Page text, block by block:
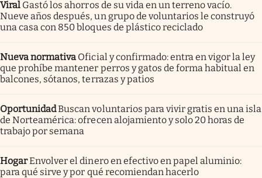
Viral Gastó los ahorros de su vida en un terreno vacío.
Nueve años después, un grupo de voluntarios le construyó
una casa con 850 bloques de plástico reciclado
Nueva normativa Oficial y confirmado: entra en vigor la ley
que prohíbe mantener perros y gatos de forma habitual en
balcones, sótanos, terrazas y patios
OportunidadBuscan voluntarios para vivir gratis en una isla
de Norteamérica: ofrecen alojamiento y solo 20 horas de
trabajo por semana
HogarEnvolver el dinero en efectivo en papel aluminio:
para qué sirve y por qué recomiendan hacerlo